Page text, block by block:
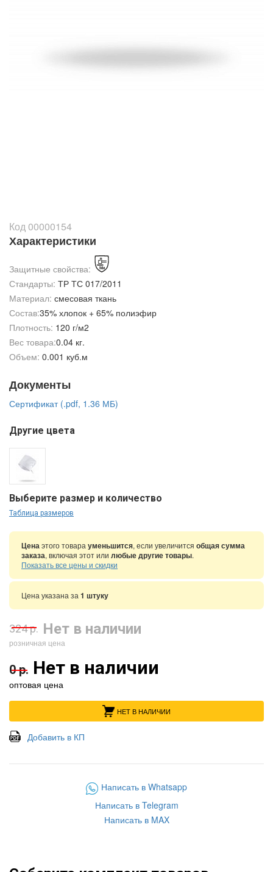
Код 00000154
Характеристики
Защитные свойства:
Стандарты: ТР ТС 017/2011
Материал: смесовая ткань
Состав:35% хлопок + 65% полиэфир
Плотность: 120 г/м2
Вес товара:0.04 кг.
Объем: 0.001 куб.м
Документы
Сертификат (.pdf, 1.36 МБ)
Другие цвета
Выберите размер и количество
Таблица размеров
Ценаэтого товара уменьшится, если увеличится общая сумма
заказа, включая этот или любые другие товары.
Показать все цены и скидки
Цена указана за 1 штуку
324 р. Нет в наличии
розничная цена
0 р. Нет в наличии
оптовая цена
НЕТ В НАЛИЧИИ
Добавить в КП
Написать в Whatsapp
Написать в Telegram
Написать в MAX